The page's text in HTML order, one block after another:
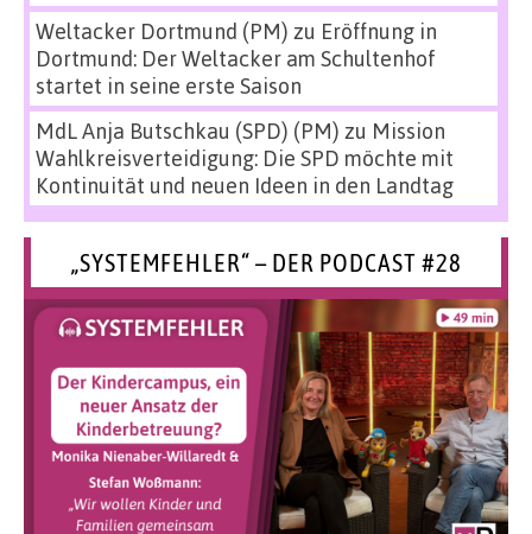
Weltacker Dortmund (PM) zu Eröffnung in
Dortmund: Der Weltacker am Schultenhof
startet in seine erste Saison
MdL Anja Butschkau (SPD) (PM) zu Mission
Wahlkreisverteidigung: Die SPD möchte mit
Kontinuität und neuen Ideen in den Landtag
„SYSTEMFEHLER“ – DER PODCAST #28